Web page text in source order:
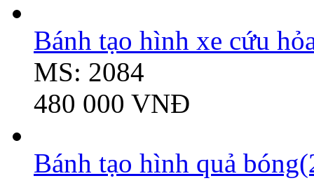
Bánh tạo hình xe cứu
MS: 2084
480 000 VNĐ
Bánh tạo hình quả